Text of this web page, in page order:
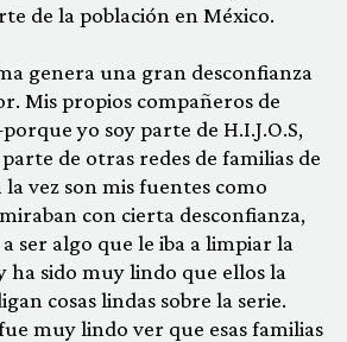
de la población en México.
genera una gran desconfianza
Mis propios compañeros de
yo soy parte de H.I.J.O.S,
de otras redes de familias de
la vez son mis fuentes como
con cierta desconfianza,
ser algo que le iba a limpiar la
ha sido muy lindo que ellos la
cosas lindas sobre la serie.
muy lindo ver que esas familias